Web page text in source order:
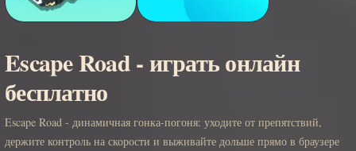
Escape Road - играть онлайн
бесплатно
Escape Road - динамичная гонка-погоня: уходите от препятствий,
держите контроль на скорости и выживайте дольше прямо в браузере